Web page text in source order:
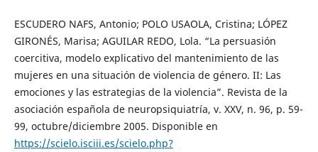
ESCUDERO NAFS, Antonio; POLO USAOLA, Cristina; LÓPEZ
GIRONÉS, Marisa; AGUILAR REDO, Lola. “La persuasión
coercitiva, modelo explicativo del mantenimiento de las
mujeres en una situación de violencia de género. II: Las
emociones y las estrategias de la violencia”. Revista de la
asociación española de neuropsiquiatría, v. XXV, n. 96, p. 59-
99, octubre/diciembre 2005. Disponible en
https://scielo.isciii.es/scielo.php?